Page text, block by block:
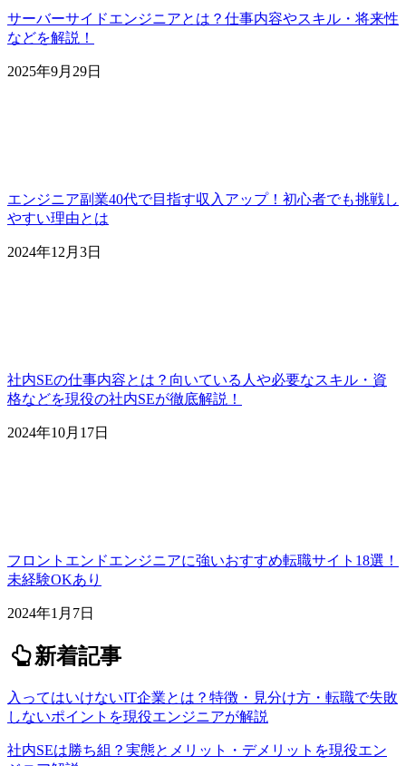
サーバーサイドエンジニアとは？仕事内容やスキル・将来性
などを解説！
2025年9月29日
エンジニア副業40代で目指す収入アップ！初心者でも挑戦し
やすい理由とは
2024年12月3日
社内SEの仕事内容とは？向いている人や必要なスキル・資
格などを現役の社内SEが徹底解説！
2024年10月17日
フロントエンドエンジニアに強いおすすめ転職サイト18選！
未経験OKあり
2024年1月7日
新着記事
入ってはいけないIT企業とは？特徴・見分け方・転職で失敗
しないポイントを現役エンジニアが解説
社内SEは勝ち組？実態とメリット・デメリットを現役エン